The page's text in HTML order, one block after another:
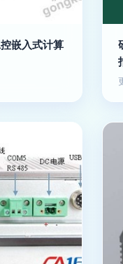
嵌入式计算